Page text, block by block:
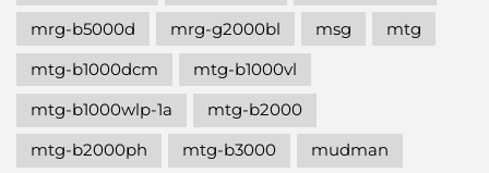
mrg-b5000d
mrg-g2000bl msg
mtg
mtg-b1000dcm
mtg-b1000vl
mtg-b1000wlp-1a
mtg-b2000
mtg-b2000ph
mtg-b3000
mudman